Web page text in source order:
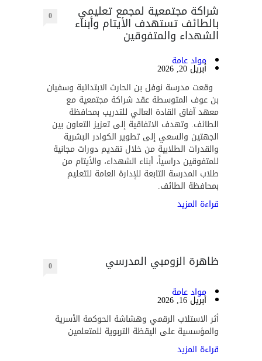
شراكة مجتمعية لمجمع تعليمي
بالطائف تستهدف الأيتام وأبناء
الشهداء والمتفوقين
0
مواد عامة
أبريل 20, 2026
وقعت مدرسة نوفل بن الحارث الابتدائية وسفيان
بن عوف المتوسطة عقد شراكة مجتمعية مع
معهد آفاق القادة العالي للتدريب بمحافظة
الطائف. وتهدف الاتفاقية إلى تعزيز التعاون بين
الجهتين والسعي إلى تطوير الكوادر البشرية
والقدرات الطلابية من خلال تقديم دورات مجانية
للمتفوقين دراسياً، أبناء الشهداء، والأيتام من
طلاب المدرسة التابعة للإدارة العامة للتعليم
بمحافظة الطائف.
قراءة المزيد
ظاهرة الزومبي المدرسي 0
مواد عامة
أبريل 16, 2026
أثر الاستلاب الرقمي وهشاشة الحوكمة الأسرية
والمؤسسية على اليقظة التربوية للمتعلمين
قراءة المزيد